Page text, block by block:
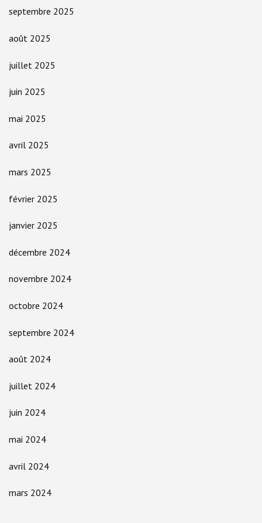
septembre 2025
août 2025
juillet 2025
juin 2025
mai 2025
avril 2025
mars 2025
février 2025
janvier 2025
décembre 2024
novembre 2024
octobre 2024
septembre 2024
août 2024
juillet 2024
juin 2024
mai 2024
avril 2024
mars 2024